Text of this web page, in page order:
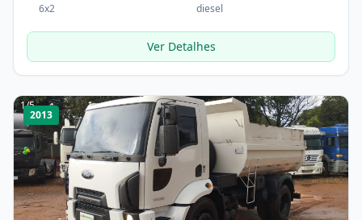
6x2
diesel
Ver Detalhes
1/5
2013